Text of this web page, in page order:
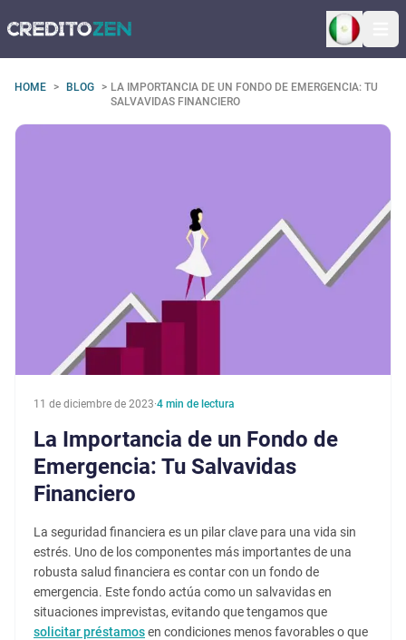
HOME > BLOG > LA IMPORTANCIA DE UN FONDO DE EMERGENCIA: TU
SALVAVIDAS FINANCIERO
11 de diciembre de 2023·4 min de lectura
La Importancia de un Fondo de
Emergencia: Tu Salvavidas
Financiero
La seguridad financiera es un pilar clave para una vida sin
estrés. Uno de los componentes más importantes de una
robusta salud financiera es contar con un fondo de
emergencia. Este fondo actúa como un salvavidas en
situaciones imprevistas, evitando que tengamos que
solicitar préstamosen condiciones menos favorables o que